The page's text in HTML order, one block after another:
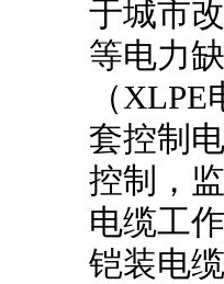
于城市
等电力
（XLPE
套控制
控制，
电缆工
铠装电